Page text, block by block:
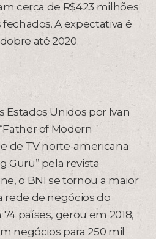
cerca de R$423 milhões
A expectativa é
até 2020.
Estados Unidos por Ivan
of Modern
de TV norte-americana
Guru” pela revista
o BNI se tornou a maior
rede de negócios do
países, gerou em 2018,
negócios para 250 mil